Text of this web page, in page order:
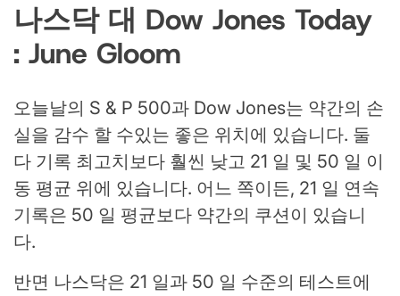
나스닥 대 Dow Jones Today
: June Gloom
오늘날의 S & P 500과 Dow Jones는 약간의 손
실을 감수 할 수있는 좋은 위치에 있습니다. 둘
다 기록 최고치보다 훨씬 낮고 21 일 및 50 일 이
동 평균 위에 있습니다. 어느 쪽이든, 21 일 연속
기록은 50 일 평균보다 약간의 쿠션이 있습니
다.
반면 나스닥은 21 일과 50 일 수준의 테스트에